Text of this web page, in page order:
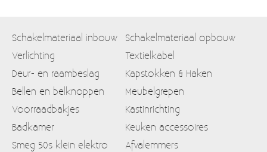
Schakelmateriaal inbouw
Schakelmateriaal opbouw
Verlichting
Textielkabel
Deur- en raambeslag
Kapstokken & Haken
Bellen en belknoppen
Meubelgrepen
Voorraadbakjes
Kastinrichting
Badkamer
Keuken accessoires
Smeg 50s klein elektro
Afvalemmers